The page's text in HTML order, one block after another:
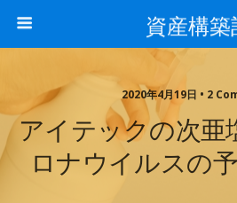
資産構
2020年4月19日 • 2
アイテックの次亜
ロナウイルスの